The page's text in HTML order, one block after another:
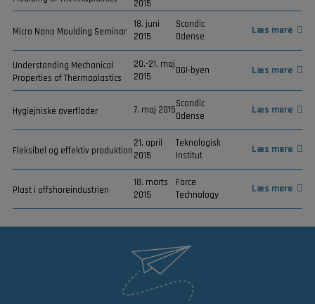
2015
Micro Nano Moulding Seminar
18. juni
2015
Scandic
Odense
Læs mere
Understanding Mechanical
Properties of Thermoplastics
20.-21. maj
2015
DGI-byen Læs mere
Hygiejniske overflader 7. maj 2015
Scandic
Odense
Læs mere
Fleksibel og effektiv produktion
21. april
2015
Teknologisk
Institut
Læs mere
Plast i offshoreindustrien
18. marts
2015
Force
Technology
Læs mere